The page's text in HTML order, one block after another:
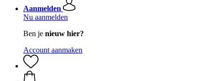
Aanmelden
Nu aanmelden
Ben je nieuw hier?
Account aanmaken